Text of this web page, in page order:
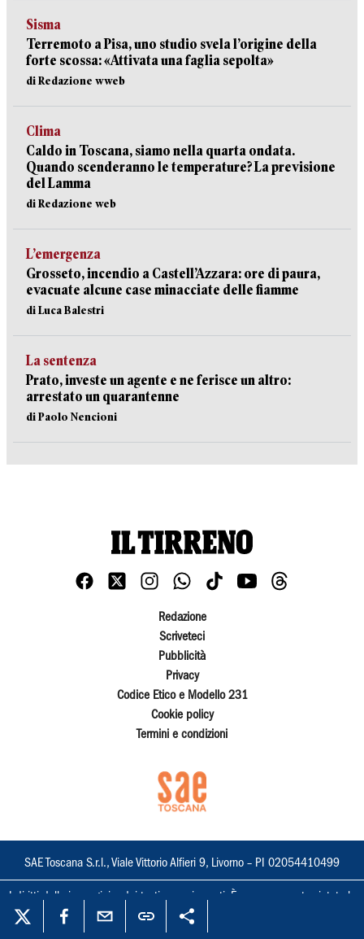
Sisma
Terremoto a Pisa, uno studio svela l’origine della
forte scossa: «Attivata una faglia sepolta»
di Redazione wweb
Clima
Caldo in Toscana, siamo nella quarta ondata.
Quando scenderanno le temperature? La previsione
del Lamma
di Redazione web
L’emergenza
Grosseto, incendio a Castell’Azzara: ore di paura,
evacuate alcune case minacciate delle fiamme
di Luca Balestri
La sentenza
Prato, investe un agente e ne ferisce un altro:
arrestato un quarantenne
di Paolo Nencioni
Redazione
Scriveteci
Pubblicità
Privacy
Codice Etico e Modello 231
Cookie policy
Termini e condizioni
SAE Toscana S.r.l., Viale Vittorio Alfieri 9, Livorno – PI 02054410499
I diritti delle immagini e dei testi sono riservati. È espressamente vietata la
loro riproduzione con qualsiasi mezzo e l'adattamento totale o parziale.